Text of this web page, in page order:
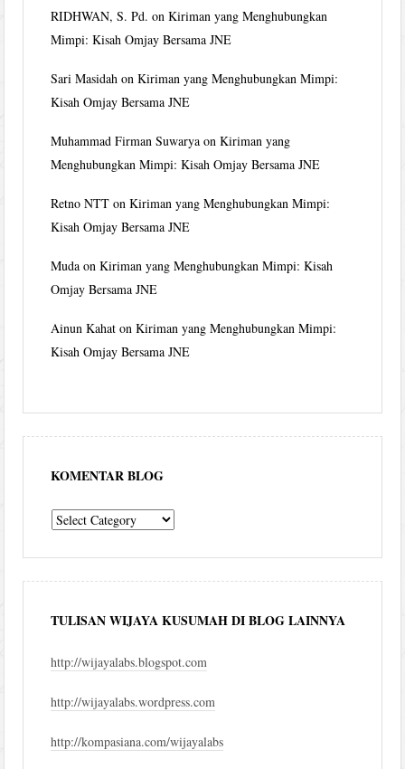
RIDHWAN, S. Pd. onKiriman yang Menghubungkan
Mimpi: Kisah Omjay Bersama JNE
Sari Masidah onKiriman yang Menghubungkan Mimpi:
Kisah Omjay Bersama JNE
Muhammad Firman Suwarya onKiriman yang
Menghubungkan Mimpi: Kisah Omjay Bersama JNE
Retno NTT onKiriman yang Menghubungkan Mimpi:
Kisah Omjay Bersama JNE
Muda onKiriman yang Menghubungkan Mimpi: Kisah
Omjay Bersama JNE
Ainun Kahat onKiriman yang Menghubungkan Mimpi:
Kisah Omjay Bersama JNE
KOMENTAR BLOG
komentar
TULISAN WIJAYA KUSUMAH DI BLOG LAINNYA
http://wijayalabs.blogspot.com
http://wijayalabs.wordpress.com
http://kompasiana.com/wijayalabs